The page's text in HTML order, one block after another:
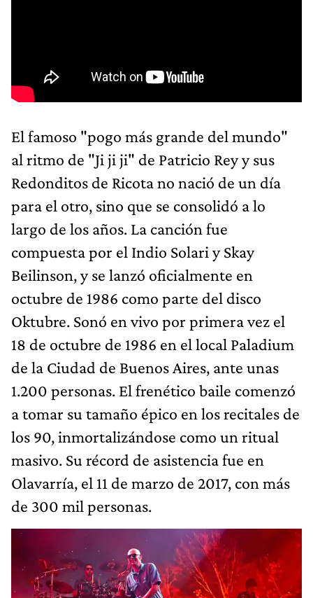
El famoso "pogo más grande del mundo"
al ritmo de "Ji ji ji" de Patricio Rey y sus
Redonditos de Ricota no nació de un día
para el otro, sino que se consolidó a lo
largo de los años. La canción fue
compuesta por el Indio Solari y Skay
Beilinson, y se lanzó oficialmente en
octubre de 1986 como parte del disco
Oktubre. Sonó en vivo por primera vez el
18 de octubre de 1986 en el local Paladium
de la Ciudad de Buenos Aires, ante unas
1.200 personas. El frenético baile comenzó
a tomar su tamaño épico en los recitales de
los 90, inmortalizándose como un ritual
masivo. Su récord de asistencia fue en
Olavarría, el 11 de marzo de 2017, con más
de 300 mil personas.